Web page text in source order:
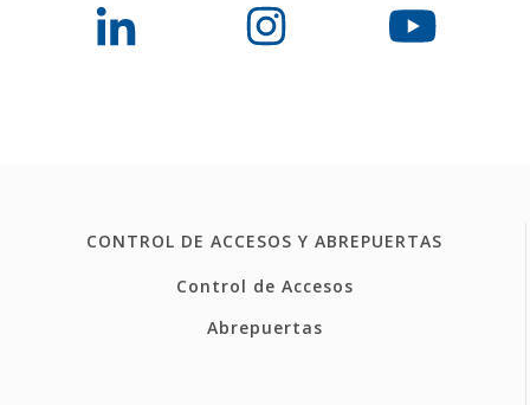
CONTROL DE ACCESOS Y ABREPUERTAS
Control de Accesos
Abrepuertas